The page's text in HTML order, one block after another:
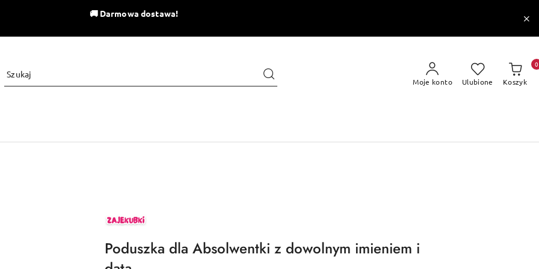
🚚 Darmowa dostawa!
Moje konto Ulubione Koszyk
0
ZAJEKUBKI
Poduszka dla Absolwentki z dowolnym imieniem i